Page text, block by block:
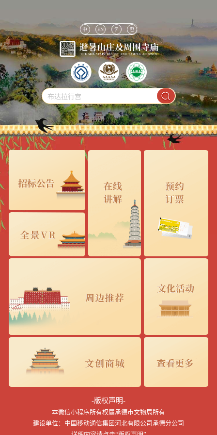
中 EN テ 한
布达拉行宫
-版权声明-
本微信小程序所有权属承德市文物局所有
建设单位：中国移动通信集团河北有限公司承德分公司